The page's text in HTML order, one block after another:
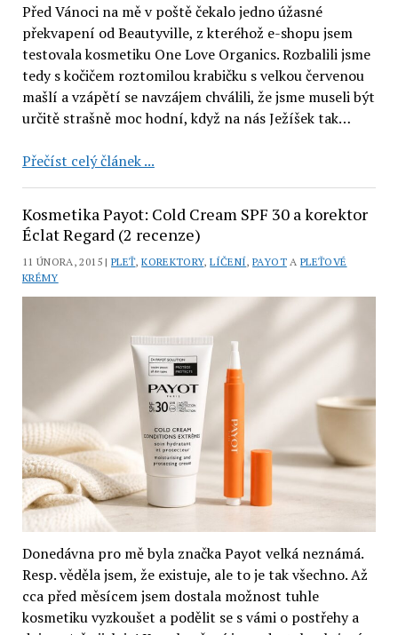
Před Vánoci na mě v poště čekalo jedno úžasné
překvapení od Beautyville, z kteréhož e-shopu jsem
testovala kosmetiku One Love Organics. Rozbalili jsme
tedy s kočičem roztomilou krabičku s velkou červenou
mašlí a vzápětí se navzájem chválili, že jsme museli být
určitě strašně moc hodní, když na nás Ježíšek tak…
Přečíst celý článek ...Balzámová
a
vanilkové
tuhé
Organic
Trevarno
(2
recenze)
Kosmetika Payot: Cold Cream SPF 30 a korektor
Éclat Regard (2 recenze)
11 ÚNORA, 2015 |PLEŤ,KOREKTORY,LÍČENÍ,PAYOTA PLEŤOVÉ
KRÉMY
Donedávna pro mě byla značka Payot velká neznámá.
Resp. věděla jsem, že existuje, ale to je tak všechno. Až
cca před měsícem jsem dostala možnost tuhle
kosmetiku vyzkoušet a podělit se s vámi o postřehy a